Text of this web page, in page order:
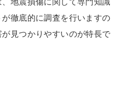
地震損傷に関して専門知識
徹底的に調査を行いますの
見つかりやすいのが特長で